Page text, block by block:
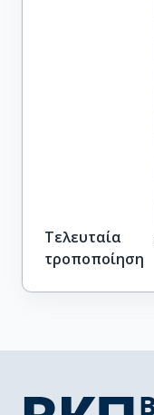
Τελευταία
τροποποίηση